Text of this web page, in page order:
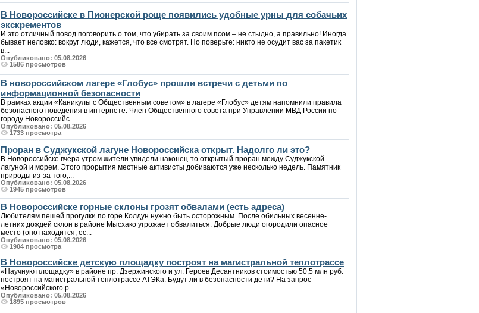
В Новороссийске в Пионерской роще появились удобные урны для собачьих
экскрементов
И это отличный повод поговорить о том, что убирать за своим псом – не стыдно, а правильно! Иногда
бывает неловко: вокруг люди, кажется, что все смотрят. Но поверьте: никто не осудит вас за пакетик
в...
Опубликовано: 05.08.2026
1586 просмотров
В новороссийском лагере «Глобус» прошли встречи с детьми по
информационной безопасности
В рамках акции «Каникулы с Общественным советом» в лагере «Глобус» детям напомнили правила
безопасного поведения в интернете. Член Общественного совета при Управлении МВД России по
городу Новороссийс...
Опубликовано: 05.08.2026
1733 просмотра
Проран в Суджукской лагуне Новороссийска открыт. Надолго ли это?
В Новороссийске вчера утром жители увидели наконец-то открытый проран между Суджукской
лагуной и морем. Этого прорытия местные активисты добиваются уже несколько недель. Памятник
природы из-за того,...
Опубликовано: 05.08.2026
1945 просмотров
В Новороссийске горные склоны грозят обвалами (есть адреса)
Любителям пешей прогулки по горе Колдун нужно быть осторожным. После обильных весенне-
летних дождей склон в районе Мысхако угрожает обвалиться. Добрые люди огородили опасное
место (оно находится, ес...
Опубликовано: 05.08.2026
1904 просмотра
В Новороссийске детскую площадку построят на магистральной теплотрассе
«Научную площадку» в районе пр. Дзержинского и ул. Героев Десантников стоимостью 50,5 млн руб.
построят на магистральной теплотрассе АТЭКа. Будут ли в безопасности дети? На запрос
«Новороссийского р...
Опубликовано: 05.08.2026
1895 просмотров